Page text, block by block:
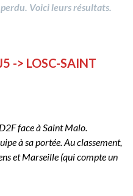
Voici leurs résultats.
-> LOSC-SAINT
face à Saint Malo.
à sa portée. Au classement,
et Marseille (qui compte un